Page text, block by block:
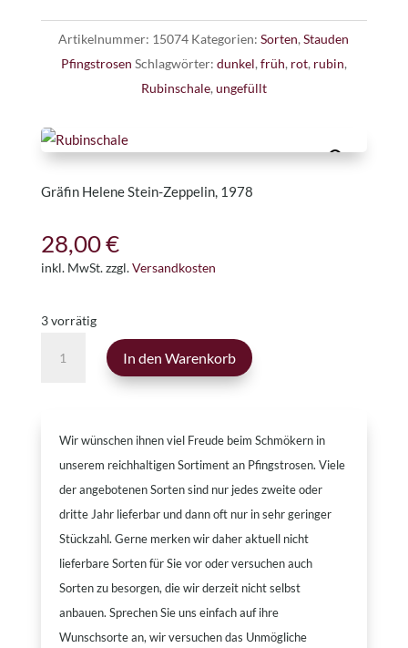
Artikelnummer: 15074 Kategorien:Sorten,Stauden
Pfingstrosen Schlagwörter: dunkel, früh, rot, rubin,
Rubinschale, ungefüllt
Gräfin Helene Stein-Zeppelin, 1978
28,00€
inkl. MwSt. zzgl.Versandkosten
3 vorrätig
Rubinschale
Menge
In den Warenkorb
Wir wünschen ihnen viel Freude beim Schmökern in
unserem reichhaltigen Sortiment an Pfingstrosen. Viele
der angebotenen Sorten sind nur jedes zweite oder
dritte Jahr lieferbar und dann oft nur in sehr geringer
Stückzahl. Gerne merken wir daher aktuell nicht
lieferbare Sorten für Sie vor oder versuchen auch
Sorten zu besorgen, die wir derzeit nicht selbst
anbauen. Sprechen Sie uns einfach auf ihre
Wunschsorte an, wir versuchen das Unmögliche